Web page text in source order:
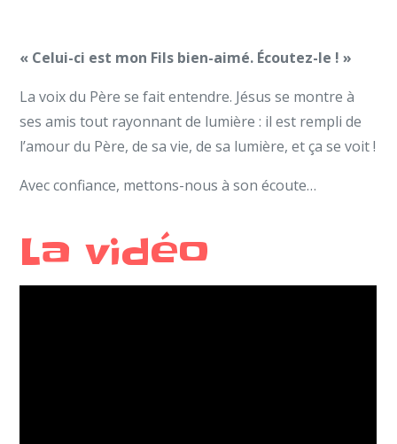
« Celui-ci est mon Fils bien-aimé. Écoutez-le ! »
La voix du Père se fait entendre. Jésus se montre à
ses amis tout rayonnant de lumière : il est rempli de
l’amour du Père, de sa vie, de sa lumière, et ça se voit !
Avec confiance, mettons-nous à son écoute…
La vidéo